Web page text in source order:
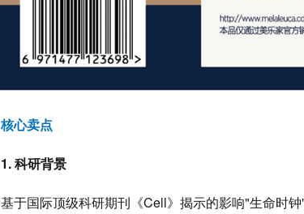
核心卖点
1. 科研背景
基于国际顶级科研期刊《Cell》揭示的影响"生命时